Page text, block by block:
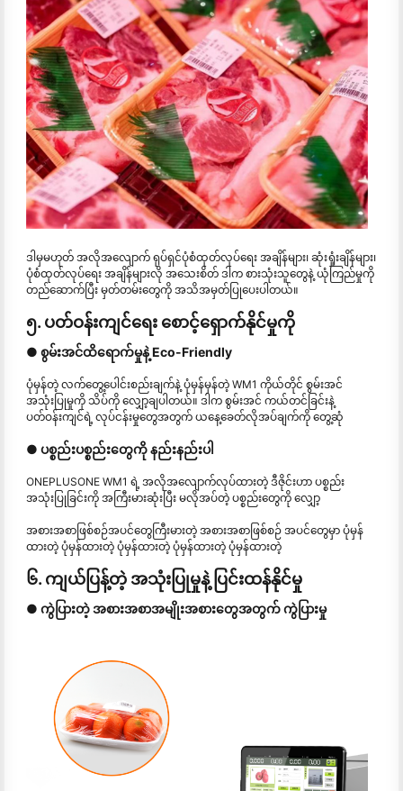
ဒါမှမဟုတ် အလိုအလျောက် ရုပ်ရှင်ပုံစံထုတ်လုပ်ရေး အချိန်များ၊ ဆုံးရှုံးချိန်များ၊
ပုံစံထုတ်လုပ်ရေး အချိန်များလို အသေးစိတ် ဒါက စားသုံးသူတွေနဲ့ ယုံကြည်မှုကို
တည်ဆောက်ပြီး မှတ်တမ်းတွေကို အသိအမှတ်ပြုပေးပါတယ်။
၅. ပတ်ဝန်းကျင်ရေး စောင့်ရှောက်နိုင်မှုကို
● စွမ်းအင်ထိရောက်မှုနဲ့ Eco-Friendly
ပုံမှန်တဲ့ လက်တွေ့ပေါင်းစည်းချက်နဲ့ ပုံမှန်မှန်တဲ့ WM1 ကိုယ်တိုင် စွမ်းအင်
အသုံးပြုမှုကို သိပ်ကို လျှော့ချပါတယ်။ ဒါက စွမ်းအင် ကယ်တင်ခြင်းနဲ့
ပတ်ဝန်းကျင်ရဲ့ လုပ်ငန်းမှုတွေအတွက် ယနေ့ခေတ်လိုအပ်ချက်ကို တွေ့ဆုံ
● ပစ္စည်းပစ္စည်းတွေကို နည်းနည်းပါ
ONEPLUSONE WM1 ရဲ့ အလိုအလျောက်လုပ်ထားတဲ့ ဒီဇိုင်းဟာ ပစ္စည်း
အသုံးပြုခြင်းကို အကြီးမားဆုံးပြီး မလိုအပ်တဲ့ ပစ္စည်းတွေကို လျှော့
အစားအစာဖြစ်စဉ်အပင်တွေကြီးမားတဲ့ အစားအစာဖြစ်စဉ် အပင်တွေမှာ ပုံမှန်
ထားတဲ့ ပုံမှန်ထားတဲ့ ပုံမှန်ထားတဲ့ ပုံမှန်ထားတဲ့ ပုံမှန်ထားတဲ့
၆. ကျယ်ပြန့်တဲ့ အသုံးပြုမှုနဲ့ ပြင်းထန်နိုင်မှု
● ကွဲပြားတဲ့ အစားအစာအမျိုးအစားတွေအတွက် ကွဲပြားမှု